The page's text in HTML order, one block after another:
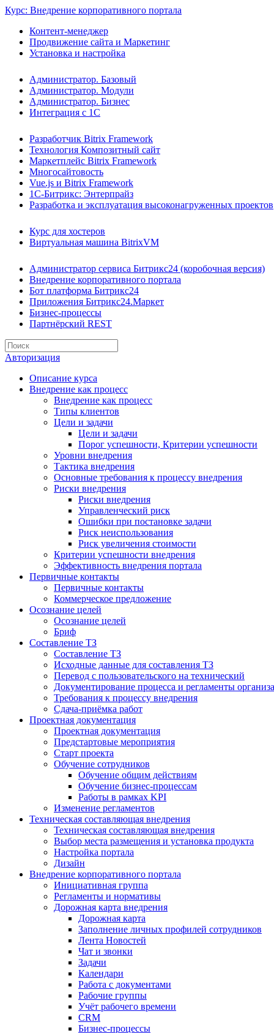
Курс: Внедрение корпоративного портала
Контент-менеджер
Продвижение сайта и Маркетинг
Установка и настройка
Администратор. Базовый
Администратор. Модули
Администратор. Бизнес
Интеграция с 1С
Разработчик Bitrix Framework
Технология Композитный сайт
Маркетплейс Bitrix Framework
Многосайтовость
Vue.js и Bitrix Framework
1С-Битрикс: Энтерпрайз
Разработка и эксплуатация высоконагруженных проектов
Курс для хостеров
Виртуальная машина BitrixVM
Администратор сервиса Битрикс24 (коробочная версия)
Внедрение корпоративного портала
Бот платформа Битрикс24
Приложения Битрикс24.Маркет
Бизнес-процессы
Партнёрский REST
Авторизация
Описание курса
Внедрение как процесс
Внедрение как процесс
Типы клиентов
Цели и задачи
Цели и задачи
Порог успешности, Критерии успешности
Уровни внедрения
Тактика внедрения
Основные требования к процессу внедрения
Риски внедрения
Риски внедрения
Управленческий риск
Ошибки при постановке задачи
Риск неиспользования
Риск увеличения стоимости
Критерии успешности внедрения
Эффективность внедрения портала
Первичные контакты
Первичные контакты
Коммерческое предложение
Осознание целей
Осознание целей
Бриф
Составление ТЗ
Составление ТЗ
Исходные данные для составления ТЗ
Перевод с пользовательского на технический
Документирование процесса и регламенты
Требования к процессу внедрения
Сдача-приёмка работ
Проектная документация
Проектная документация
Предстартовые мероприятия
Старт проекта
Обучение сотрудников
Обучение общим действиям
Обучение бизнес-процессам
Работы в рамках KPI
Изменение регламентов
Техническая составляющая внедрения
Техническая составляющая внедрения
Выбор места размещения и установка продукта
Настройка портала
Дизайн
Внедрение корпоративного портала
Инициативная группа
Регламенты и нормативы
Дорожная карта внедрения
Дорожная карта
Заполнение личных профилей сотрудников
Лента Новостей
Чат и звонки
Задачи
Календари
Работа с документами
Рабочие группы
Учёт рабочего времени
CRM
Бизнес-процессы